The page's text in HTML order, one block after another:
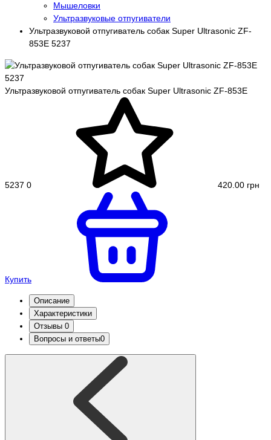
Мышеловки
Ультразвуковые отпугиватели
Ультразвуковой отпугиватель собак Super Ultrasonic ZF-
853E 5237
Ультразвуковой отпугиватель собак Super Ultrasonic ZF-853E
5237 0 420.00 грн
Купить
Описание
Характеристики
Отзывы 0
Вопросы и ответы0